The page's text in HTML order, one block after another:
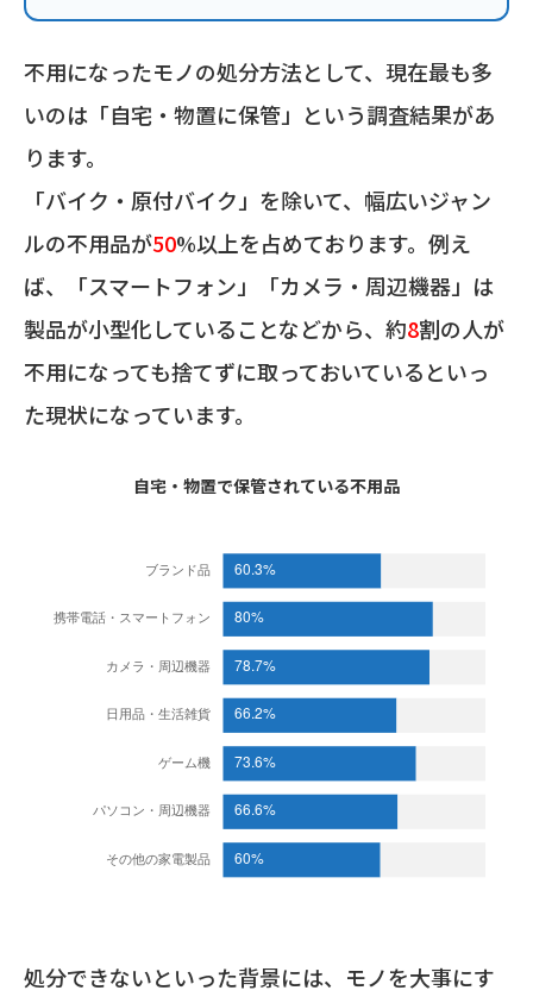
不用になったモノの処分方法として、現在最も多
いのは「自宅・物置に保管」という調査結果があ
ります。
「バイク・原付バイク」を除いて、幅広いジャン
ルの不用品が50%以上を占めております。例え
ば、「スマートフォン」「カメラ・周辺機器」は
製品が小型化していることなどから、約8割の人が
不用になっても捨てずに取っておいているといっ
た現状になっています。
自宅・物置で保管されている不用品
処分できないといった背景には、モノを大事にす